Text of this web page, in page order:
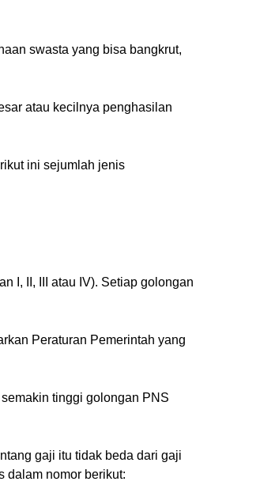
swasta yang bisa bangkrut,
atau kecilnya penghasilan
ini sejumlah jenis
I, II, III atau IV). Setiap golongan
Peraturan Pemerintah yang
tinggi golongan PNS
gaji itu tidak beda dari gaji
dalam nomor berikut: